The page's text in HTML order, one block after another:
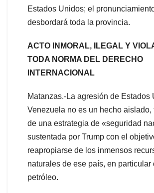
Estados Unidos; el
desbordará toda la provincia.
ACTO INMORAL, ILEGAL Y
TODA NORMA DEL DERECHO
INTERNACIONAL
Matanzas.-La agresión de Estados
Venezuela no es un hecho aislado,
de una estrategia de «seguridad
sustentada por Trump con el
reapropiarse de los inmensos
naturales de ese país, en particular
petróleo.